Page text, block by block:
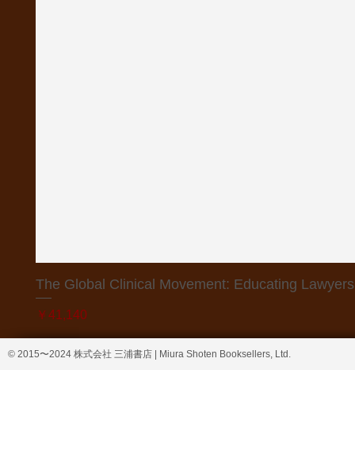
The Global Clinical Movement: Educating
価格
￥41,140
© 2015〜2024 株式会社 三浦書店 | Miura Shoten Booksellers, Ltd.